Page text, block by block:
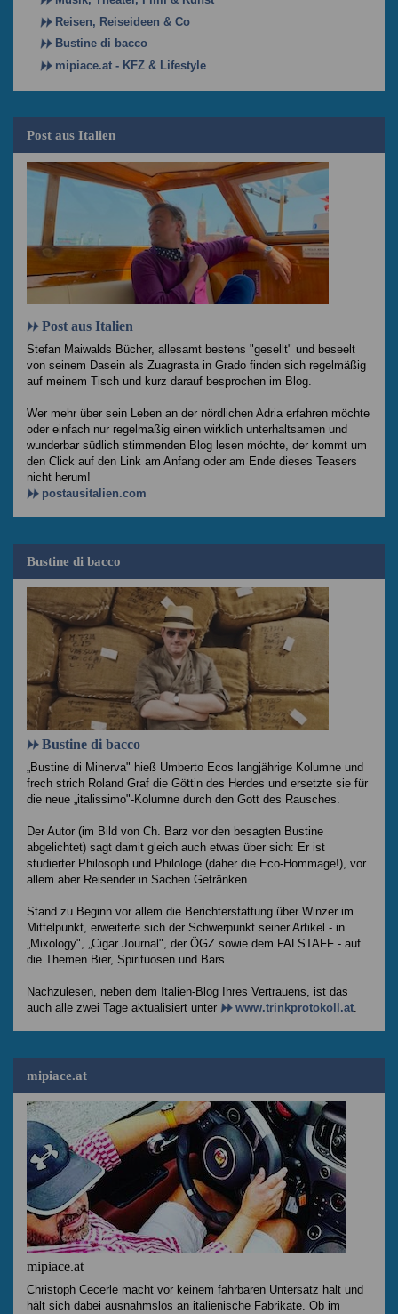
Reisen, Reiseideen & Co
Bustine di bacco
mipiace.at - KFZ & Lifestyle
Post aus Italien
Post aus Italien
Stefan Maiwalds Bücher, allesamt bestens "gesellt" und beseelt
von seinem Dasein als Zuagrasta in Grado finden sich regelmäßig
auf meinem Tisch und kurz darauf besprochen im Blog.
Wer mehr über sein Leben an der nördlichen Adria erfahren möchte
oder einfach nur regelmaßig einen wirklich unterhaltsamen und
wunderbar südlich stimmenden Blog lesen möchte, der kommt um
den Click auf den Link am Anfang oder am Ende dieses Teasers
nicht herum!
postausitalien.com
Bustine di bacco
Bustine di bacco
„Bustine di Minerva" hieß Umberto Ecos langjährige Kolumne und
frech strich Roland Graf die Göttin des Herdes und ersetzte sie für
die neue „italissimo"-Kolumne durch den Gott des Rausches.
Der Autor (im Bild von Ch. Barz vor den besagten Bustine
abgelichtet) sagt damit gleich auch etwas über sich: Er ist
studierter Philosoph und Philologe (daher die Eco-Hommage!), vor
allem aber Reisender in Sachen Getränken.
Stand zu Beginn vor allem die Berichterstattung über Winzer im
Mittelpunkt, erweiterte sich der Schwerpunkt seiner Artikel - in
„Mixology", „Cigar Journal", der ÖGZ sowie dem FALSTAFF - auf
die Themen Bier, Spirituosen und Bars.
Nachzulesen, neben dem Italien-Blog Ihres Vertrauens, ist das
auch alle zwei Tage aktualisiert unter
www.trinkprotokoll.at.
mipiace.at
mipiace.at
Christoph Cecerle macht vor keinem fahrbaren Untersatz halt und
hält sich dabei ausnahmslos an italienische Fabrikate. Ob im